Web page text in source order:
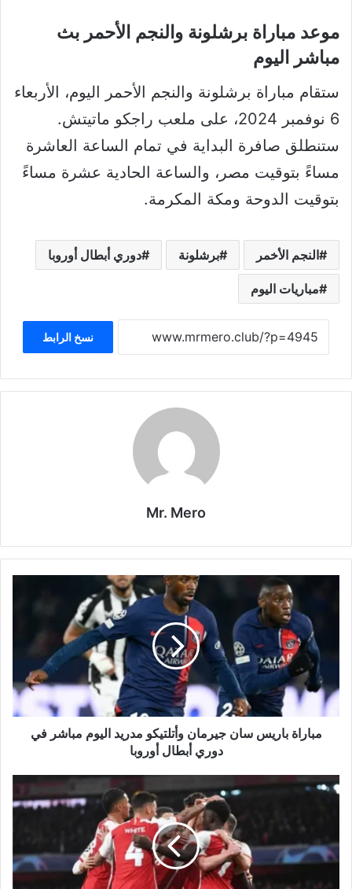
موعد مباراة برشلونة والنجم الأحمر بث
مباشر اليوم
ستقام مباراة برشلونة والنجم الأحمر اليوم، الأربعاء
6 نوفمبر 2024، على ملعب راجكو ماتيتش.
ستنطلق صافرة البداية في تمام الساعة العاشرة
مساءً بتوقيت مصر، والساعة الحادية عشرة مساءً
بتوقيت الدوحة ومكة المكرمة.
النجم الأخمر برشلونة دوري أبطال أوروبا
مباريات اليوم
نسخ الرابط
Mr. Mero
جيرمان
وأتلتيكو
مدريد
اليوم
مباشر
في
دوريمباراة باريس سان جيرمان وأتلتيكو مدريد اليوم مباشر في
دوري أبطال أوروبا
بث
مباشر
وإنتر
ميلان
اليوم